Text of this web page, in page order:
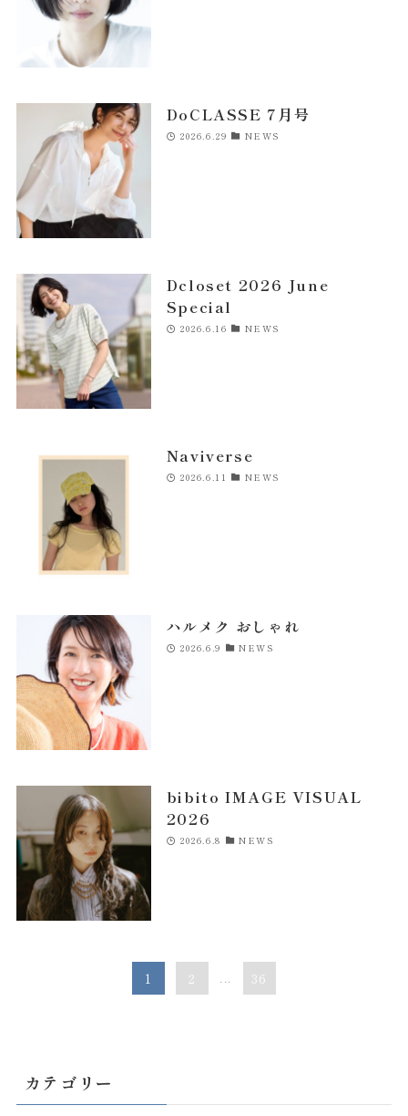
DoCLASSE 7月号
2026.6.29 NEWS
Dcloset 2026 June
Special
2026.6.16 NEWS
Naviverse
2026.6.11 NEWS
ハルメク おしゃれ
2026.6.9 NEWS
bibito IMAGE VISUAL
2026
2026.6.8 NEWS
1 2 ... 36
カテゴリー